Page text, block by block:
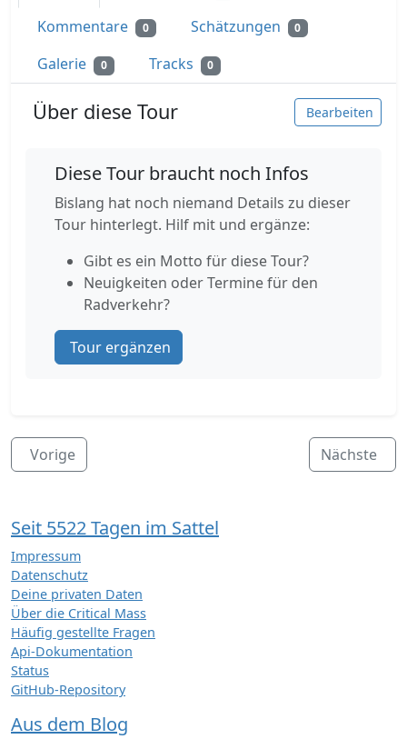
Kommentare 0 Schätzungen 0
Galerie 0 Tracks 0
Über diese Tour Bearbeiten
Diese Tour braucht noch Infos
Bislang hat noch niemand Details zu dieser
Tour hinterlegt. Hilf mit und ergänze:
Gibt es ein Motto für diese Tour?
Neuigkeiten oder Termine für den
Radverkehr?
Tour ergänzen
Vorige Nächste
Seit 5522 Tagen im Sattel
Impressum
Datenschutz
Deine privaten Daten
Über die Critical Mass
Häufig gestellte Fragen
Api-Dokumentation
Status
GitHub-Repository
Aus dem Blog